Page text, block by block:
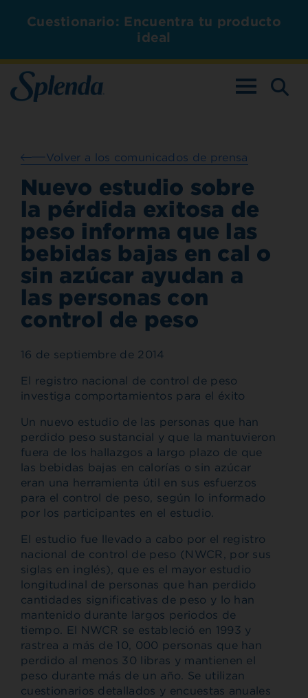
Cuestionario: Encuentra tu producto
ideal
ALTERNAR
Volver a los comunicados de prensa
Nuevo estudio sobre
la pérdida exitosa de
peso informa que las
bebidas bajas en cal o
sin azúcar ayudan a
las personas con
control de peso
16 de septiembre de 2014
El registro nacional de control de peso
investiga comportamientos para el éxito
Un nuevo estudio de las personas que han
perdido peso sustancial y que la mantuvieron
fuera de los hallazgos a largo plazo de que
las bebidas bajas en calorías o sin azúcar
eran una herramienta útil en sus esfuerzos
para el control de peso, según lo informado
por los participantes en el estudio.
El estudio fue llevado a cabo por el registro
nacional de control de peso (NWCR, por sus
siglas en inglés), que es el mayor estudio
longitudinal de personas que han perdido
cantidades significativas de peso y lo han
mantenido durante largos periodos de
tiempo. El NWCR se estableció en 1993 y
rastrea a más de 10, 000 personas que han
perdido al menos 30 libras y mantienen el
peso durante más de un año. Se utilizan
cuestionarios detallados y encuestas anuales